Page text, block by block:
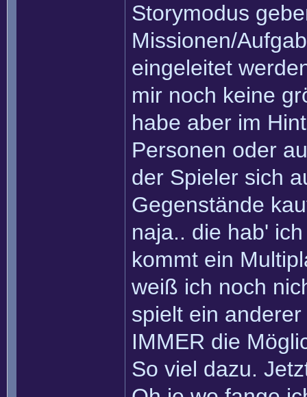
Storymodus
Missionen/
eingeleitet
mir noch keine
habe aber im
Personen oder
der Spieler sich
Gegenstände
naja.. die hab'
kommt ein
weiß ich noch
spielt ein
IMMER die
So viel dazu.